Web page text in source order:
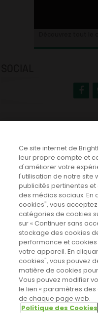
TOUTES LES NEWS
CINEVOX SUR
Designed by
Sahifa ThemeLicense is
Ce site internet de
leur propre compte et
d'améliorer votre
l'utilisation de notre site
publicités pertinentes
des médias sociaux. En
cookies", vous
catégories de cookies
sur « Continuer sans
stockage des cookies
performance et
votre appareil. En
cookies", vous pouvez
matière de cookies
Vous pouvez modifier
le lien « paramètres
de chaque page web.
Politique des Cookies